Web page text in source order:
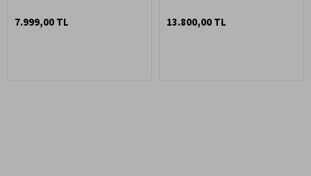
7.999,00 TL 13.800,00 TL